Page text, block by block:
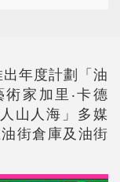
年度計劃「油
家加里‧卡德
山人海」多媒
街倉庫及油街